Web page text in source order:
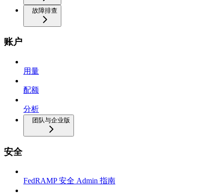
故障排查
账户
用量
配额
分析
团队与企业版
安全
FedRAMP 安全 Admin 指南